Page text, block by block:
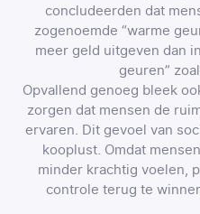
concludeerden dat
zogenoemde “warme
meer geld uitgeven dan
geuren”
Opvallend genoeg bleek
zorgen dat mensen de
ervaren. Dit gevoel van
kooplust. Omdat
minder krachtig voelen,
controle terug te